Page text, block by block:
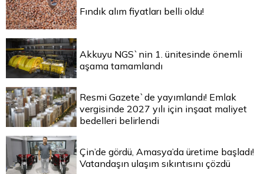
Fındık alım fiyatları belli oldu!
Akkuyu NGS`nin 1. ünitesinde önemli
aşama tamamlandı
Resmi Gazete`de yayımlandı! Emlak
vergisinde 2027 yılı için inşaat maliyet
bedelleri belirlendi
Çin’de gördü, Amasya’da üretime başladı!
Vatandaşın ulaşım sıkıntısını çözdü